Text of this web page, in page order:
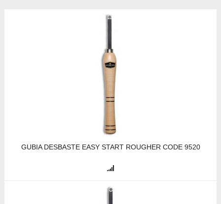
GUBIA DESBASTE EASY START ROUGHER CODE 9520